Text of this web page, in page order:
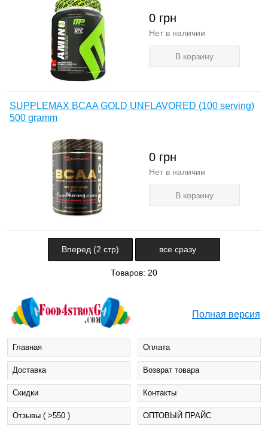
0 грн
Нет в наличии
В корзину
SUPPLEMAX BCAA GOLD UNFLAVORED (100 serving)
500 gramm
0 грн
Нет в наличии
В корзину
Вперед (2 стр) все сразу
Товаров: 20
Полная версия
Главная Оплата
Доставка Возврат товара
Cкидки Контакты
Отзывы ( >550 ) ОПТОВЫЙ ПРАЙС